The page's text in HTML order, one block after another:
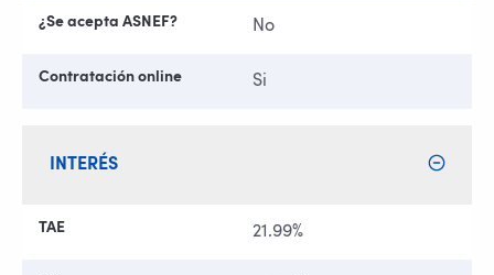
¿Se acepta ASNEF? No
Contratación online Si
INTERÉS
TAE 21.99%